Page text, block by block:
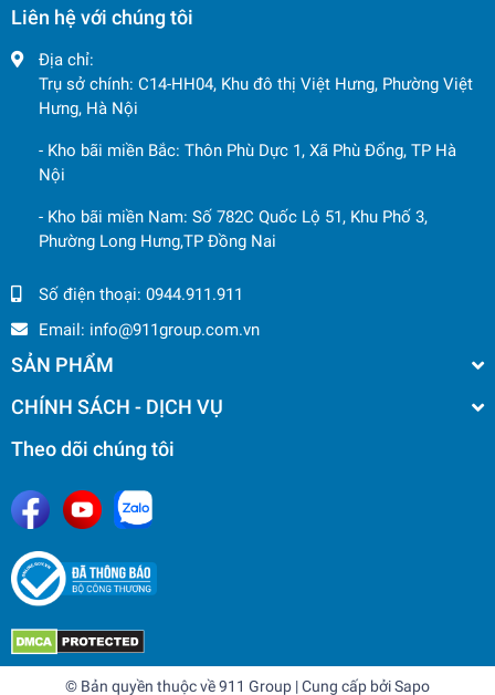
Liên hệ với chúng tôi
Địa chỉ:
Trụ sở chính: C14-HH04, Khu đô thị Việt Hưng, Phường Việt
Hưng, Hà Nội
- Kho bãi miền Bắc: Thôn Phù Dực 1, Xã Phù Đổng, TP Hà
Nội
- Kho bãi miền Nam: Số 782C Quốc Lộ 51, Khu Phố 3,
Phường Long Hưng,TP Đồng Nai
Số điện thoại: 0944.911.911
Email: info@911group.com.vn
SẢN PHẨM
CHÍNH SÁCH - DỊCH VỤ
Theo dõi chúng tôi
© Bản quyền thuộc về911 Group | Cung cấp bởiSapo